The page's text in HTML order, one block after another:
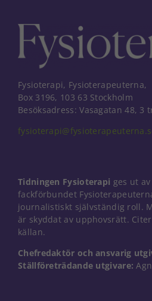
Fysioterapi, Fysioterapeuterna,
Box 3196, 103 63 Stockholm
Besöksadress: Vasagatan 48, 3
Tidningen Fysioterapi ges ut
fackförbundet
journalistiskt självständig roll.
är skyddat av upphovsrätt.
källan.
Chefredaktör och ansvarig
Ställföreträdande utgivare: